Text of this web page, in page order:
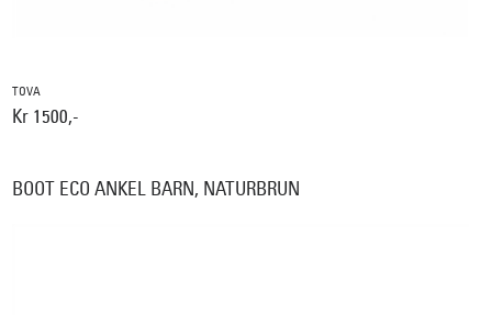
TOVA
Kr 1500,-
BOOT ECO ANKEL BARN, NATURBRUN